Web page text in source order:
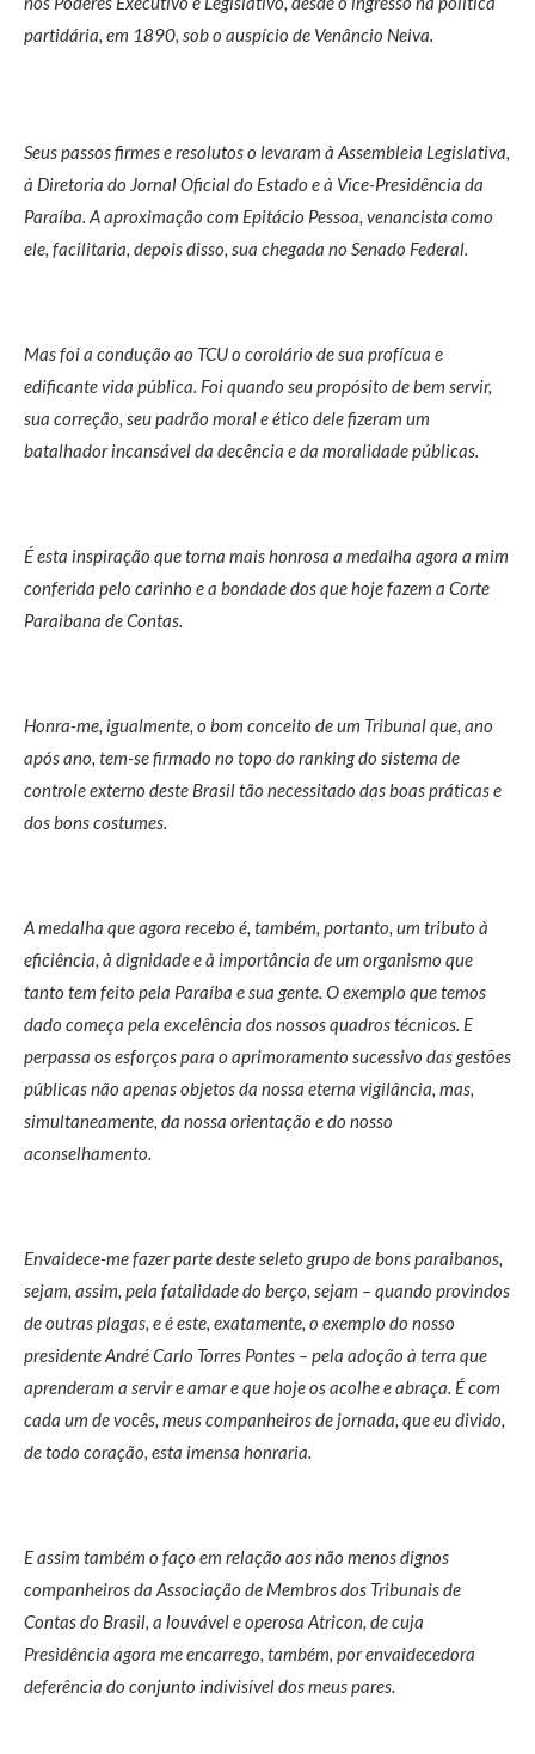
partidária, em 1890, sob o auspício de Venâncio Neiva.
Seus passos firmes e resolutos o levaram à Assembleia Legislativa,
à Diretoria do Jornal Oficial do Estado e à Vice-Presidência da
Paraíba. A aproximação com Epitácio Pessoa, venancista como
ele, facilitaria, depois disso, sua chegada no Senado Federal.
Mas foi a condução ao TCU o corolário de sua profícua e
edificante vida pública. Foi quando seu propósito de bem servir,
sua correção, seu padrão moral e ético dele fizeram um
batalhador incansável da decência e da moralidade públicas.
É esta inspiração que torna mais honrosa a medalha agora a mim
conferida pelo carinho e a bondade dos que hoje fazem a Corte
Paraibana de Contas.
Honra-me, igualmente, o bom conceito de um Tribunal que, ano
após ano, tem-se firmado no topo do ranking do sistema de
controle externo deste Brasil tão necessitado das boas práticas e
dos bons costumes.
A medalha que agora recebo é, também, portanto, um tributo à
eficiência, à dignidade e à importância de um organismo que
tanto tem feito pela Paraíba e sua gente. O exemplo que temos
dado começa pela excelência dos nossos quadros técnicos. E
perpassa os esforços para o aprimoramento sucessivo das gestões
públicas não apenas objetos da nossa eterna vigilância, mas,
simultaneamente, da nossa orientação e do nosso
aconselhamento.
Envaidece-me fazer parte deste seleto grupo de bons paraibanos,
sejam, assim, pela fatalidade do berço, sejam – quando provindos
de outras plagas, e é este, exatamente, o exemplo do nosso
presidente André Carlo Torres Pontes – pela adoção à terra que
aprenderam a servir e amar e que hoje os acolhe e abraça. É com
cada um de vocês, meus companheiros de jornada, que eu divido,
de todo coração, esta imensa honraria.
E assim também o faço em relação aos não menos dignos
companheiros da Associação de Membros dos Tribunais de
Contas do Brasil, a louvável e operosa Atricon, de cuja
Presidência agora me encarrego, também, por envaidecedora
deferência do conjunto indivisível dos meus pares.